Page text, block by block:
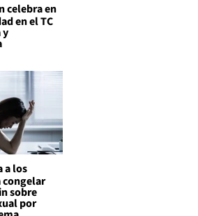
celebra en
en el TC
y
a los
congelar
sobre
por